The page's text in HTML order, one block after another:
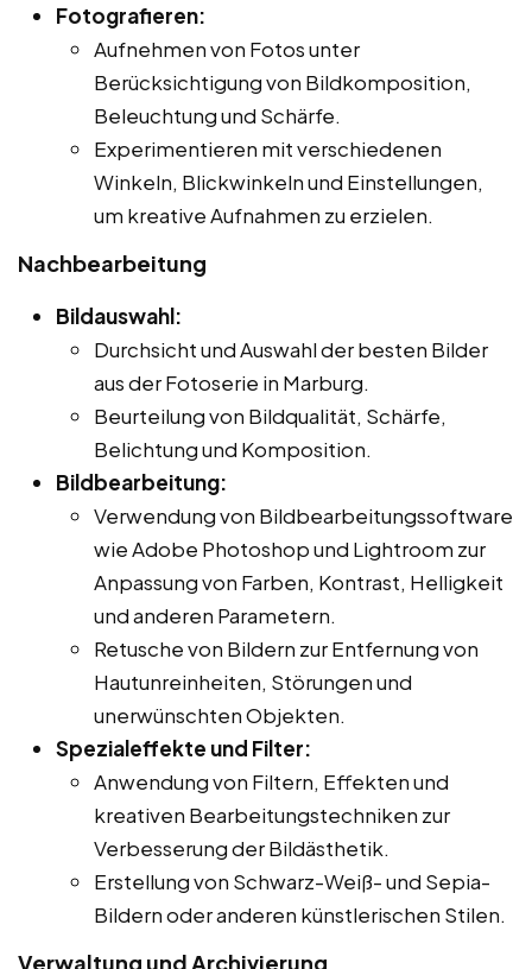
Fotografieren:
Aufnehmen von Fotos unter
Berücksichtigung von Bildkomposition,
Beleuchtung und Schärfe.
Experimentieren mit verschiedenen
Winkeln, Blickwinkeln und Einstellungen,
um kreative Aufnahmen zu erzielen.
Nachbearbeitung
Bildauswahl:
Durchsicht und Auswahl der besten Bilder
aus der Fotoserie in Marburg.
Beurteilung von Bildqualität, Schärfe,
Belichtung und Komposition.
Bildbearbeitung:
Verwendung von Bildbearbeitungssoftware
wie Adobe Photoshop und Lightroom zur
Anpassung von Farben, Kontrast, Helligkeit
und anderen Parametern.
Retusche von Bildern zur Entfernung von
Hautunreinheiten, Störungen und
unerwünschten Objekten.
Spezialeffekte und Filter:
Anwendung von Filtern, Effekten und
kreativen Bearbeitungstechniken zur
Verbesserung der Bildästhetik.
Erstellung von Schwarz-Weiß- und Sepia-
Bildern oder anderen künstlerischen Stilen.
Verwaltung und Archivierung